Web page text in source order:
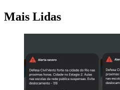
Mais Lidas